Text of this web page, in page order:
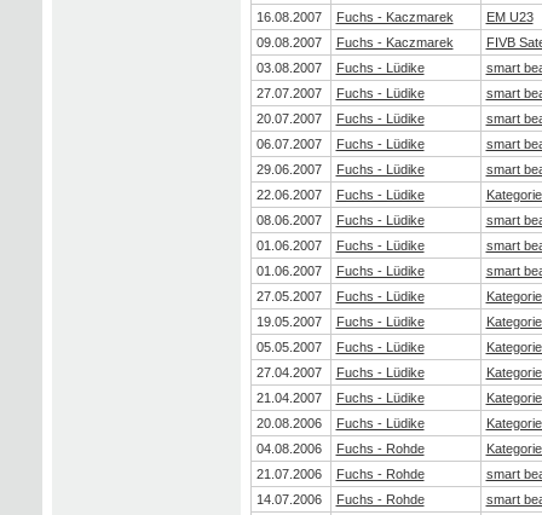
16.08.2007
Fuchs - Kaczmarek
EM U23
09.08.2007
Fuchs - Kaczmarek
FIVB
03.08.2007
Fuchs - Lüdike
smart
27.07.2007
Fuchs - Lüdike
smart
20.07.2007
Fuchs - Lüdike
smart
06.07.2007
Fuchs - Lüdike
smart
29.06.2007
Fuchs - Lüdike
smart
22.06.2007
Fuchs - Lüdike
08.06.2007
Fuchs - Lüdike
smart
01.06.2007
Fuchs - Lüdike
smart
01.06.2007
Fuchs - Lüdike
smart
27.05.2007
Fuchs - Lüdike
19.05.2007
Fuchs - Lüdike
05.05.2007
Fuchs - Lüdike
27.04.2007
Fuchs - Lüdike
21.04.2007
Fuchs - Lüdike
20.08.2006
Fuchs - Lüdike
04.08.2006
Fuchs - Rohde
21.07.2006
Fuchs - Rohde
smart
14.07.2006
Fuchs - Rohde
smart